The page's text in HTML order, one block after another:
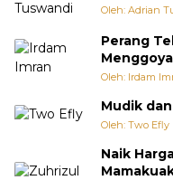
Oleh: Adrian
Perang
Oleh: Irdam
Mudik
Oleh: Two Efly
Naik